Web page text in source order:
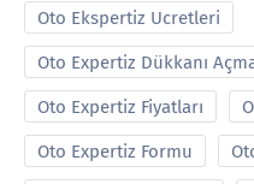
Oto Ekspertiz Ucretleri
Oto Expertiz Dükkanı
Oto Expertiz Fiyatları
Oto Expertiz Formu